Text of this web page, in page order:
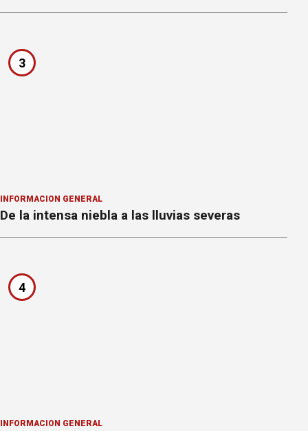
3
INFORMACION GENERAL
De la intensa niebla a las lluvias severas
4
INFORMACION GENERAL